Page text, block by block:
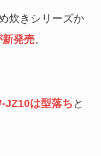
炊きシリーズか
発売。
JZ10は型落ち と